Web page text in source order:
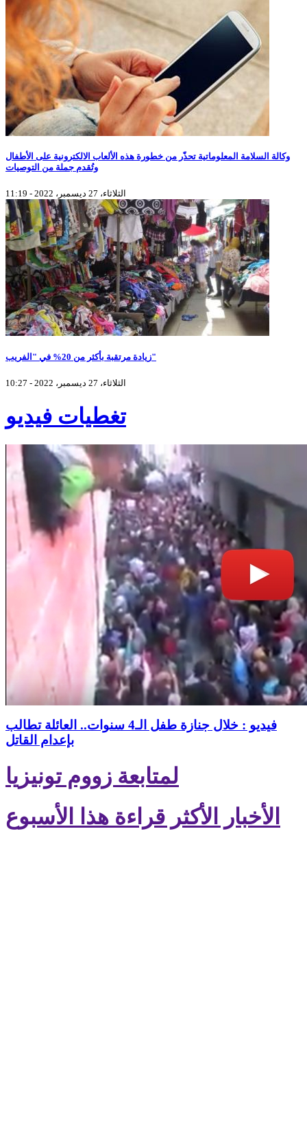
وكالة السلامة المعلوماتية تحذّر من خطورة هذه الألعاب الالكترونية على الأطفال
وتُقدم جملة من التوصيات
الثلاثاء، 27 ديسمبر، 2022 - 11:19
زيادة مرتقبة بأكثر من 20% في "الفريب"
الثلاثاء، 27 ديسمبر، 2022 - 10:27
تغطيات فيديو
فيديو : خلال جنازة طفل الـ4 سنوات.. العائلة تطالب
بإعدام القاتل
لمتابعة زووم تونيزيا
الأخبار الأكثر قراءة هذا الأسبوع